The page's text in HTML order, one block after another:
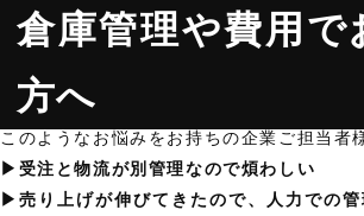
倉庫管理や費用で
方へ
このようなお悩みをお持ちの企業ご担当者
▶︎受注と物流が別管理なので煩わしい
▶︎売り上げが伸びてきたので、人力での